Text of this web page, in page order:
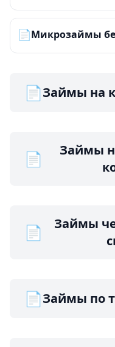
📄
📄Займы на
📄
Займы
📄
Займы
📄Займы по